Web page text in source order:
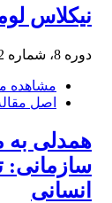
نیکلاس
دوره 8، شماره 2، 1392
مشاهده
اصل
همدلی به
سازمانی:
انسانی